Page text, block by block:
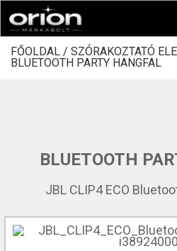
FŐOLDAL / SZÓRAKOZTATÓ
BLUETOOTH PARTY HANGFAL
BLUETOOTH
JBL CLIP4 ECO